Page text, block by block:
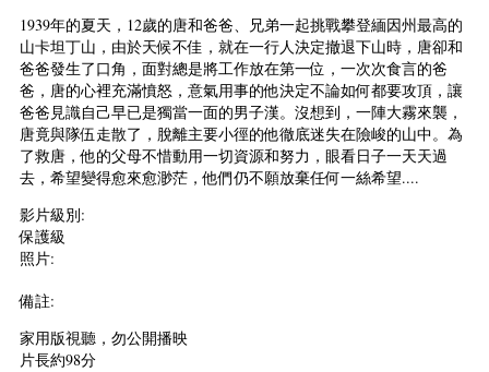
1939年的夏天，12歲的唐和爸爸、兄弟一起挑戰攀登緬因州最高的
山卡坦丁山，由於天候不佳，就在一行人決定撤退下山時，唐卻和
爸爸發生了口角，面對總是將工作放在第一位，一次次食言的爸
爸，唐的心裡充滿憤怒，意氣用事的他決定不論如何都要攻頂，讓
爸爸見識自己早已是獨當一面的男子漢。沒想到，一陣大霧來襲，
唐竟與隊伍走散了，脫離主要小徑的他徹底迷失在險峻的山中。為
了救唐，他的父母不惜動用一切資源和努力，眼看日子一天天過
去，希望變得愈來愈渺茫，他們仍不願放棄任何一絲希望....
影片級別:
保護級
照片:
備註:
家用版視聽，勿公開播映
片長約98分